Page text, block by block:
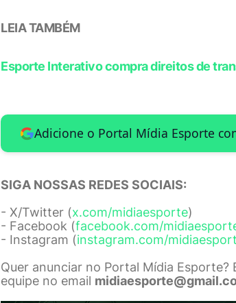
LEIA TAMBÉM
Esporte Interativo compra direitos de
Adicione o Portal Mídia Esporte
SIGA NOSSAS REDES SOCIAIS:
- X/Twitter (x.com/midiaesporte)
- Facebook (facebook.com/
- Instagram (instagram.com/
Quer anunciar no Portal Mídia
equipe no email